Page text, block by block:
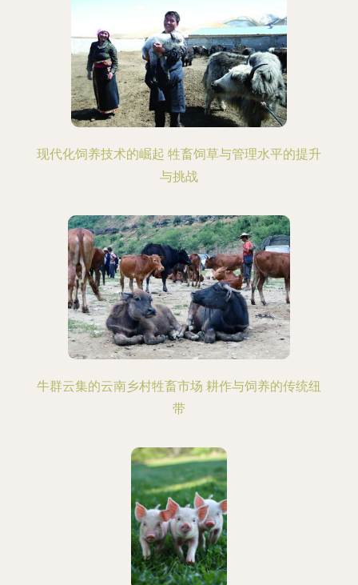
现代化饲养技术的崛起 牲畜饲草与管理水平的提升
与挑战
牛群云集的云南乡村牲畜市场 耕作与饲养的传统纽
带